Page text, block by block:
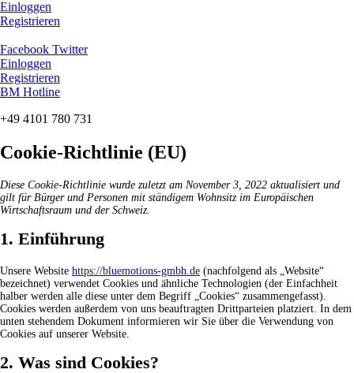
Zum
Inhalt
Einloggen
Registrieren
Facebook Twitter
Einloggen
Registrieren
BM Hotline
+49 4101 780 731
Cookie-Richtlinie (EU)
Diese Cookie-Richtlinie wurde zuletzt am November 3, 2022 aktualisiert und
gilt für Bürger und Personen mit ständigem Wohnsitz im Europäischen
Wirtschaftsraum und der Schweiz.
1. Einführung
Unsere Website https://bluemotions-gmbh.de (nachfolgend als „Website“
bezeichnet) verwendet Cookies und ähnliche Technologien (der Einfachheit
halber werden alle diese unter dem Begriff „Cookies“ zusammengefasst).
Cookies werden außerdem von uns beauftragten Drittparteien platziert. In dem
unten stehendem Dokument informieren wir Sie über die Verwendung von
Cookies auf unserer Website.
2. Was sind Cookies?